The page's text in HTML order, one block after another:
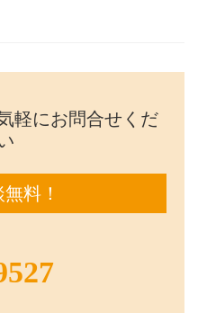
軽にお問合せくだ
料！